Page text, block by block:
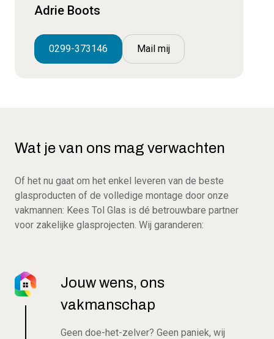
Adrie Boots
0299-373146 Mail mij
Wat je van ons mag verwachten
Of het nu gaat om het enkel leveren van de beste
glasproducten of de volledige montage door onze
vakmannen: Kees Tol Glas is dé betrouwbare partner
voor zakelijke glasprojecten. Wij garanderen:
Jouw wens, ons
vakmanschap
Geen doe-het-zelver? Geen paniek, wij